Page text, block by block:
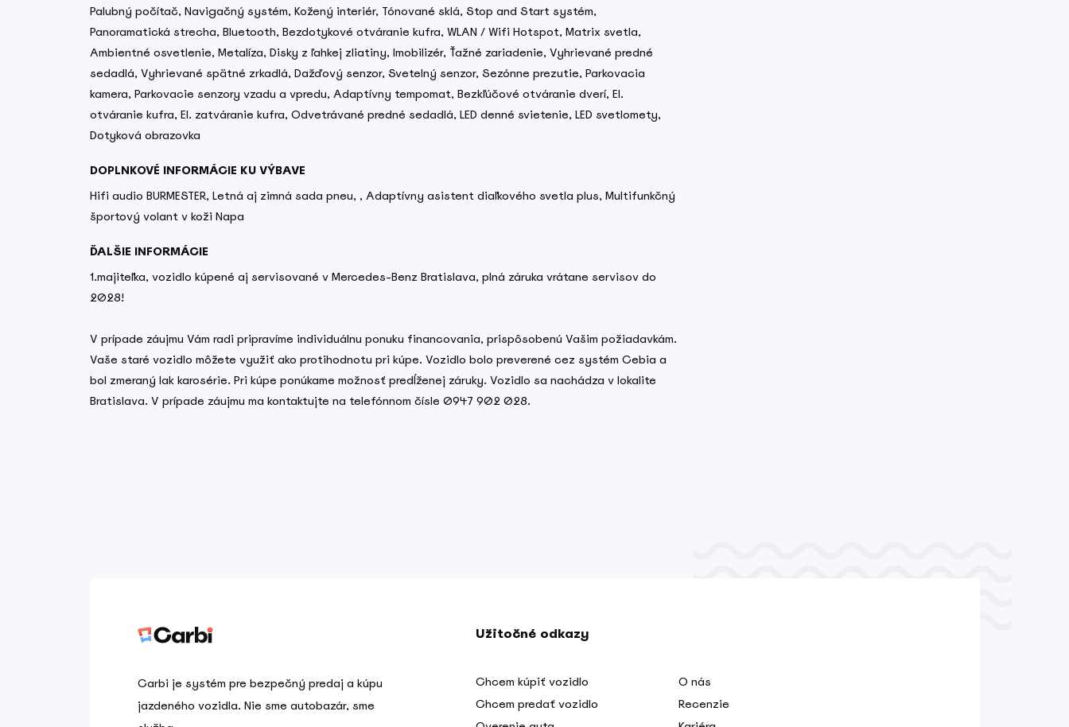
Palubný počítač, Navigačný systém, Kožený interiér, Tónované sklá, Stop and Start systém,
Panoramatická strecha, Bluetooth, Bezdotykové otváranie kufra, WLAN / Wifi Hotspot, Matrix svetla,
Ambientné osvetlenie, Metalíza, Disky z ľahkej zliatiny, Imobilizér, Ťažné zariadenie, Vyhrievané predné
sedadlá, Vyhrievané spätné zrkadlá, Dažďový senzor, Svetelný senzor, Sezónne prezutie, Parkovacia
kamera, Parkovacie senzory vzadu a vpredu, Adaptívny tempomat, Bezkľúčové otváranie dverí, El.
otváranie kufra, El. zatváranie kufra, Odvetrávané predné sedadlá, LED denné svietenie, LED svetlomety,
Dotyková obrazovka
DOPLNKOVÉ INFORMÁCIE KU VÝBAVE
Hifi audio BURMESTER, Letná aj zimná sada pneu, , Adaptívny asistent diaľkového svetla plus, Multifunkčný
športový volant v koži Napa
ĎALŠIE INFORMÁCIE
1.majiteľka, vozidlo kúpené aj servisované v Mercedes-Benz Bratislava, plná záruka vrátane servisov do
2028!
V prípade záujmu Vám radi pripravíme individuálnu ponuku financovania, prispôsobenú Vašim požiadavkám.
Vaše staré vozidlo môžete využiť ako protihodnotu pri kúpe. Vozidlo bolo preverené cez systém Cebia a
bol zmeraný lak karosérie. Pri kúpe ponúkame možnosť predĺženej záruky. Vozidlo sa nachádza v lokalite
Bratislava. V prípade záujmu ma kontaktujte na telefónnom čísle 0947 902 028.
Carbi je systém pre bezpečný predaj a kúpu
jazdeného vozidla. Nie sme autobazár, sme
Užitočné odkazy
Chcem kúpiť vozidlo
Chcem predať vozidlo
O nás
Recenzie